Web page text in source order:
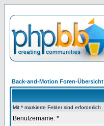
Back-and-Motion Foren-Übersicht
Mit * markierte Felder sind erforderlich
Benutzername: *